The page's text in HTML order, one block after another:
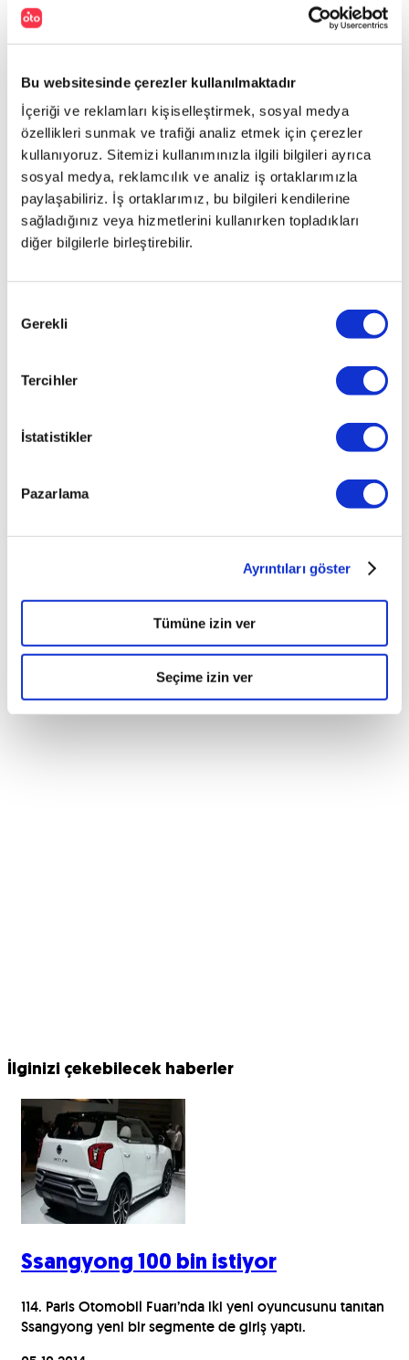
Bu websitesinde çerezler kullanılmaktadır
İçeriği ve reklamları kişiselleştirmek, sosyal medya
özellikleri sunmak ve trafiği analiz etmek için çerezler
kullanıyoruz. Sitemizi kullanımınızla ilgili bilgileri ayrıca
sosyal medya, reklamcılık ve analiz iş ortaklarımızla
paylaşabiliriz. İş ortaklarımız, bu bilgileri kendilerine
sağladığınız veya hizmetlerini kullanırken topladıkları
diğer bilgilerle birleştirebilir.
Seçimi
Gerekli
Tercihler
İstatistikler
Pazarlama
Ayrıntıları göster
Tümüne izin ver
Seçime izin ver
PAYLAŞ
İlginizi çekebilecek haberler
Ssangyong 100 bin istiyor
114. Paris Otomobil Fuarı’nda iki yeni oyuncusunu tanıtan
Ssangyong yeni bir segmente de giriş yaptı.